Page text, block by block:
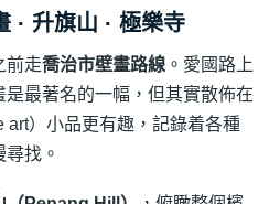
· 升旗山 · 極樂寺
前走喬治市壁畫路線 。愛國路上
最著名的一幅，但其實散佈在
art）小品更有趣，記錄着各種
找。